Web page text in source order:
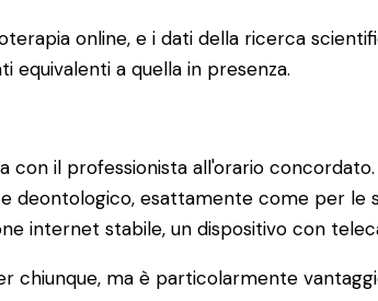
online, e i dati della ricerca
equivalenti a quella in presenza.
con il professionista all'orario
deontologico, esattamente come per le
internet stabile, un dispositivo con
chiunque, ma è particolarmente